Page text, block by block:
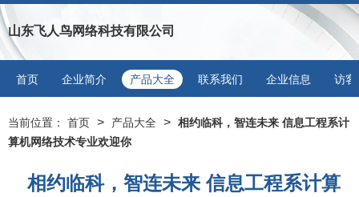
山东飞人鸟网络科技有限公司
首页 企业简介 产品大全 联系我们 企业信息 访客
当前位置： 首页 > 产品大全 > 相约临科，智连未来 信息工程系计
算机网络技术专业欢迎你
相约临科，智连未来 信息工程系计算